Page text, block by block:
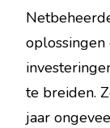
oplossingen
te breiden.
jaar